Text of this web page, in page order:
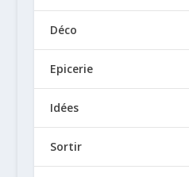
Déco
Epicerie
Idées
Sortir